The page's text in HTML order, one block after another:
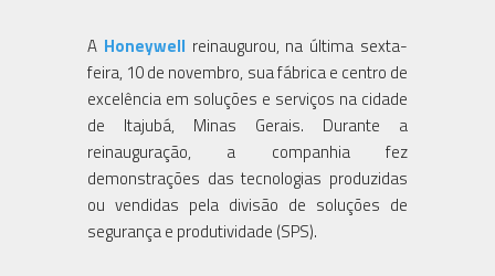
A Honeywell reinaugurou, na última sexta-
feira, 10 de novembro, sua fábrica e centro de
excelência em soluções e serviços na cidade
de Itajubá, Minas Gerais. Durante a
reinauguração, a companhia fez
demonstrações das tecnologias produzidas
ou vendidas pela divisão de soluções de
segurança e produtividade (SPS).